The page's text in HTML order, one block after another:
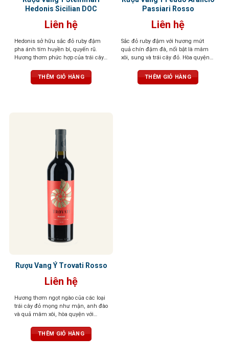
Hedonis Sicilian DOC
Liên hệ
Hedonis sở hữu sắc đỏ ruby đậm
pha ánh tím huyền bí, quyến rũ.
Hương thơm phức hợp của trái cây
thoảng hạnh nhân, vani và thuốc lá
tinh tế. Vị vang tròn trịa, chát êm,
THÊM GIỎ HÀNG
Passiari Rosso
Liên hệ
Sắc đỏ ruby đậm với hương mứt
quả chín đậm đà, nổi bật là mâm
xôi, sung và trái cây đỏ. Hòa quyện
như tiêu đen, quế, thảo mộc khô,
gợi cảm giác ấm áp và hài hòa.
THÊM GIỎ HÀNG
Rượu Vang Ý Trovati Rosso
Liên hệ
Hương thơm ngọt ngào của các loại
trái cây đỏ mọng như mận, anh đào
và quả mâm xôi, hòa quyện với
vị và vani. Vị chát mềm mại, tròn
trịa, cân bằng hoàn hảo với vị chua
THÊM GIỎ HÀNG